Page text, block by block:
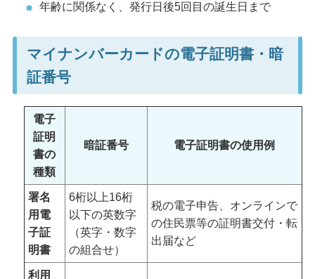
年齢に関係なく、発行日後5回目の誕生日まで
マイナンバーカードの電子証明書・暗
証番号
電子
証明
書の
種類
暗証番号 電子証明書の使用例
署名
用電
子証
明書
6桁以上16桁
以下の英数字
（英字・数字
の組合せ）
税の電子申告、オンラインで
の住民票等の証明書交付・転
出届など
利用